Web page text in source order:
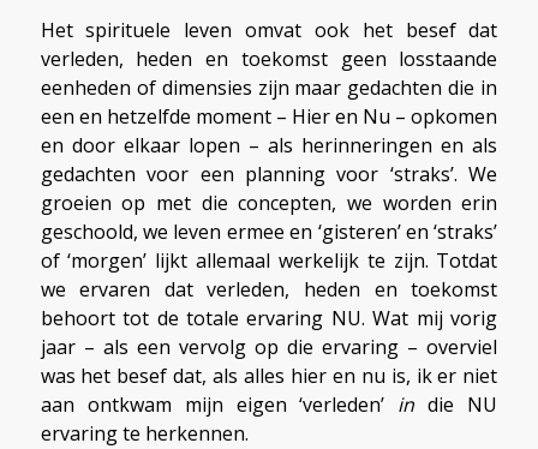
Het spirituele leven omvat ook het besef dat
verleden, heden en toekomst geen losstaande
eenheden of dimensies zijn maar gedachten die in
een en hetzelfde moment – Hier en Nu – opkomen
en door elkaar lopen – als herinneringen en als
gedachten voor een planning voor ‘straks’. We
groeien op met die concepten, we worden erin
geschoold, we leven ermee en ‘gisteren’ en ‘straks’
of ‘morgen’ lijkt allemaal werkelijk te zijn. Totdat
we ervaren dat verleden, heden en toekomst
behoort tot de totale ervaring NU. Wat mij vorig
jaar – als een vervolg op die ervaring – overviel
was het besef dat, als alles hier en nu is, ik er niet
aan ontkwam mijn eigen ‘verleden’ indie NU
ervaring te herkennen.